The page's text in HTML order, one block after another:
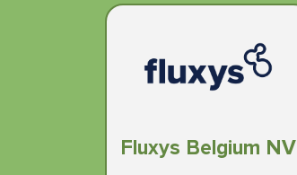
Fluxys Belgium NV